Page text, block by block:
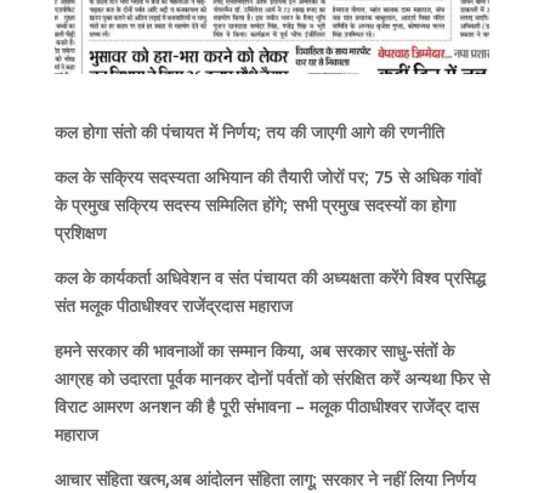
कल होगा संतो की पंचायत में निर्णय; तय की जाएगी आगे की रणनीति
कल के सक्रिय सदस्यता अभियान की तैयारी जोरों पर; 75 से अधिक गांवों
के प्रमुख सक्रिय सदस्य सम्मिलित होंगे; सभी प्रमुख सदस्यों का होगा
प्रशिक्षण
कल के कार्यकर्ता अधिवेशन व संत पंचायत की अध्यक्षता करेंगे विश्व प्रसिद्ध
संत मलूक पीठाधीश्वर राजेंद्रदास महाराज
हमने सरकार की भावनाओं का सम्मान किया, अब सरकार साधु-संतों के
आग्रह को उदारता पूर्वक मानकर दोनों पर्वतों को संरक्षित करें अन्यथा फिर से
विराट आमरण अनशन की है पूरी संभावना – मलूक पीठाधीश्वर राजेंद्र दास
महाराज
आचार संहिता खत्म,अब आंदोलन संहिता लागू; सरकार ने नहीं लिया निर्णय